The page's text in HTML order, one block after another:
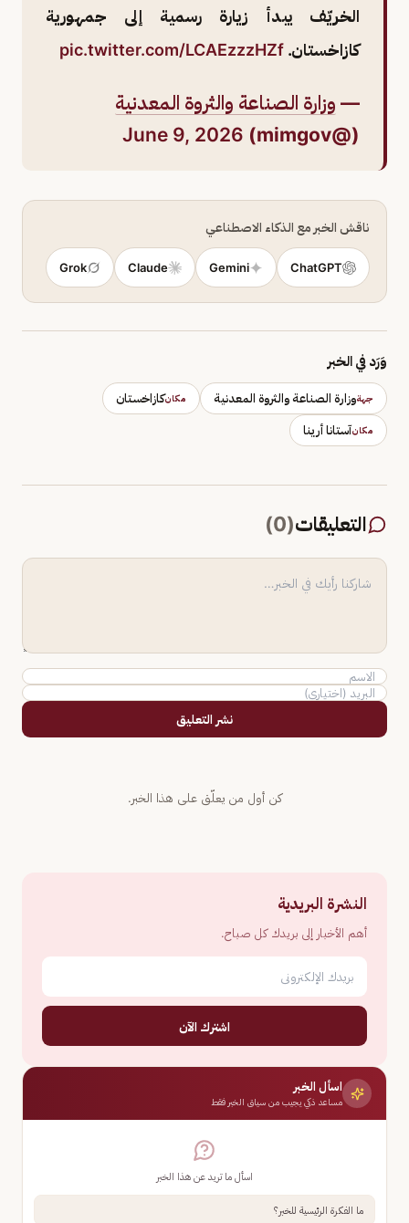
الخريّف يبدأ زيارة رسمية إلى جمهورية
كازاخستان. pic.twitter.com/LCAEzzzHZf
— وزارة الصناعة والثروة المعدنية
(@mimgov)
June 9, 2026
ناقش الخبر مع الذكاء الاصطناعي
ChatGPT
Gemini
Claude
Grok
وَرَد في الخبر
جهةوزارة الصناعة والثروة المعدنية مكانكازاخستان
مكانآستانا أرينا
التعليقات(
0
)
نشر التعليق
كن أول من يعلّق على هذا الخبر.
النشرة البريدية
أهم الأخبار إلى بريدك كل صباح.
اشترك الآن
اسأل الخبر
مساعد ذكي يجيب من سياق الخبر فقط
اسأل ما تريد عن هذا الخبر
ما الفكرة الرئيسية للخبر؟